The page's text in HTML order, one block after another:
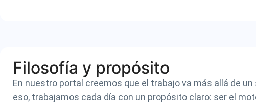
Filosofía y propósito
En nuestro portal creemos que el trabajo va más allá de
eso, trabajamos cada día con un propósito claro: ser el